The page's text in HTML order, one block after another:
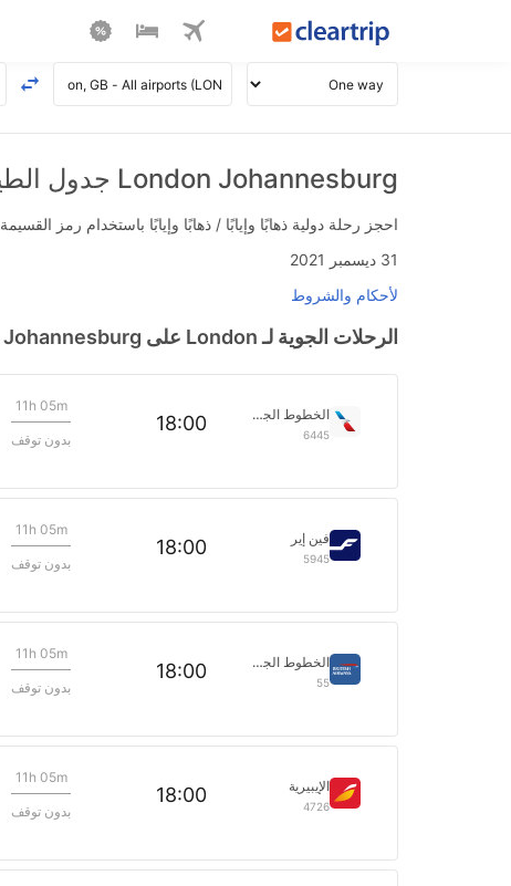
London Johannesburg جدول الطيران
احجز رحلة دولية ذهابًا وإيابًا / ذهابًا وإيابًا باستخدام رمز القسيمة FLIGHTS واحصل على استرداد نقدي فوري يصل إلى SAR 700.
31 ديسمبر 2021
لأحكام والشروط
الرحلات الجوية لـ London على Johannesburg بتاريخ>
الخطوط الجوية الأمريكية
6445
18:00
11h 05m
بدون توقف
فين إير
5945
18:00
11h 05m
بدون توقف
الخطوط الجوية البريطانية
55
18:00
11h 05m
بدون توقف
الإيبيرية
4726
18:00
11h 05m
بدون توقف